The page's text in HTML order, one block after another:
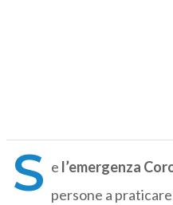
S e l’emergenza
persone a